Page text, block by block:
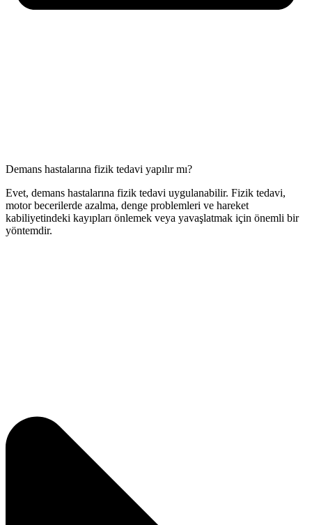
Demans hastalarına fizik tedavi yapılır mı?
Evet, demans hastalarına fizik tedavi uygulanabilir. Fizik tedavi,
motor becerilerde azalma, denge problemleri ve hareket
kabiliyetindeki kayıpları önlemek veya yavaşlatmak için önemli bir
yöntemdir.